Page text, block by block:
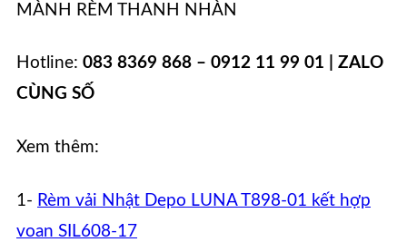
MÀNH RÈM THANH NHÀN
Hotline: 083 8369 868 – 0912 11 99 01 | ZALO
CÙNG SỐ
Xem thêm:
1- Rèm vải Nhật Depo LUNA T898-01 kết hợp
voan SIL608-17